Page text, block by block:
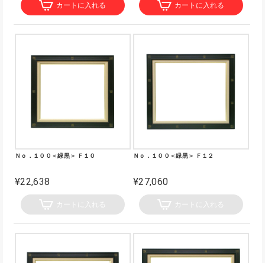
カートに入れる カートに入れる
Ｎｏ．１００＜緑黒＞ Ｆ１０
¥22,638
カートに入れる
Ｎｏ．１００＜緑黒＞ Ｆ１２
¥27,060
カートに入れる